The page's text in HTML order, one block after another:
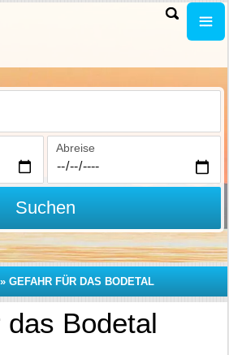
Abreise
Suchen
» GEFAHR FÜR DAS BODETAL
Bodetal